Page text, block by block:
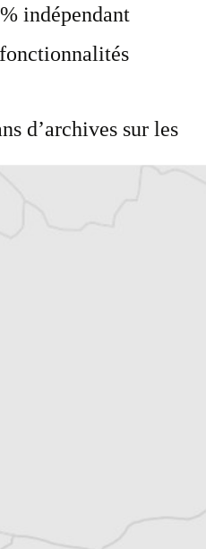
indépendant
d’archives sur les